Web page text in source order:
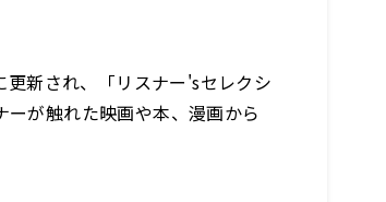
更新され、「リスナー'sセレクシ
が触れた映画や本、漫画から